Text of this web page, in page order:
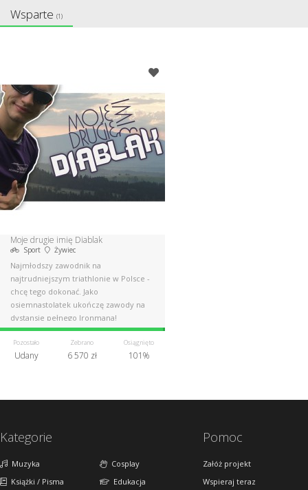
Wsparte (1)
Moje drugie imię Diablak
Sport Żywiec
Najmłodszy zawodnik na
najtrudniejszym triathlonie w Polsce -
chcę tego dokonać. Jako
osiemnastolatek ukończę zawody na
dystansie pełnego Ironmana!
Pozostało
Udany
Zebrano
6 570 zł
Osiągnięto
101%
Kategorie
Muzyka
Książki / Pisma
Cosplay
Edukacja
Pomoc
Załóż projekt
Wspieraj teraz